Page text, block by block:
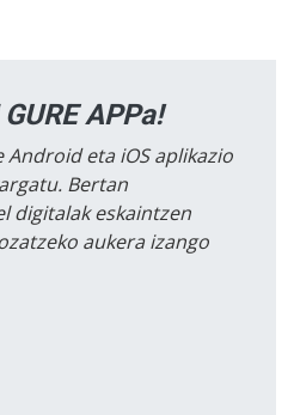
APPa!
Android eta iOS aplikazio
Bertan
digitalak eskaintzen
aukera izango